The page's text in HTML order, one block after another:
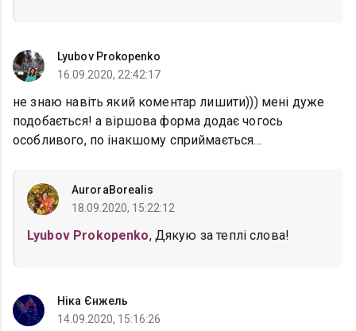
Lyubov Prokopenko
16.09.2020, 22:42:17
не знаю навіть який коментар лишити))) мені дуже
подобається! а віршова форма додає чогось
особливого, по інакшому сприймається...
AuroraBorealis
18.09.2020, 15:22:12
Lyubov Prokopenko, Дякую за теплі слова!
Ніка Єнжель
14.09.2020, 15:16:26